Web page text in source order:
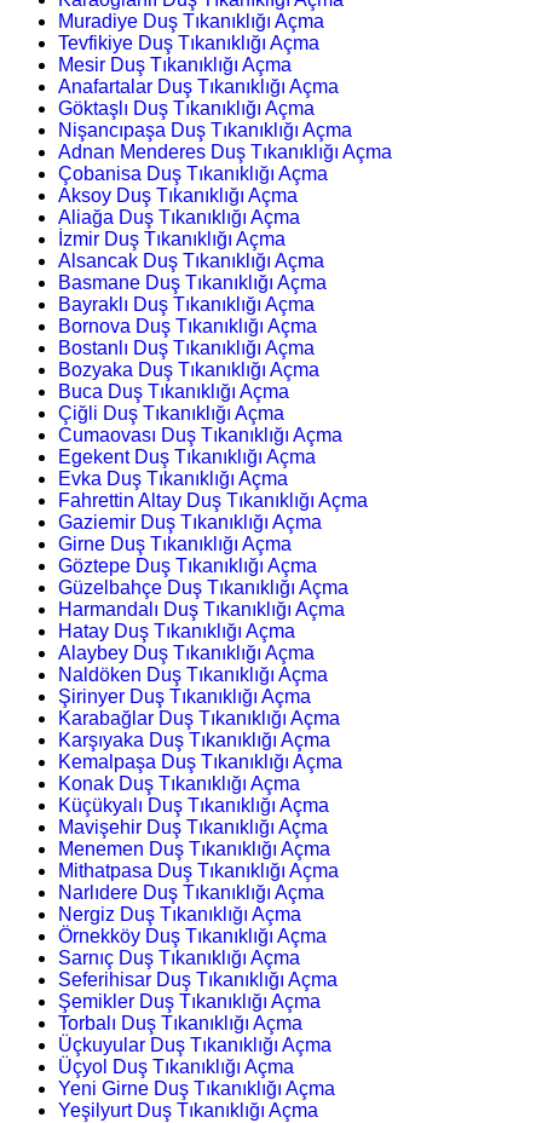
Muradiye Duş Tıkanıklığı Açma
Tevfikiye Duş Tıkanıklığı Açma
Mesir Duş Tıkanıklığı Açma
Anafartalar Duş Tıkanıklığı Açma
Göktaşlı Duş Tıkanıklığı Açma
Nişancıpaşa Duş Tıkanıklığı Açma
Adnan Menderes Duş Tıkanıklığı Açma
Çobanisa Duş Tıkanıklığı Açma
Aksoy Duş Tıkanıklığı Açma
Aliağa Duş Tıkanıklığı Açma
İzmir Duş Tıkanıklığı Açma
Alsancak Duş Tıkanıklığı Açma
Basmane Duş Tıkanıklığı Açma
Bayraklı Duş Tıkanıklığı Açma
Bornova Duş Tıkanıklığı Açma
Bostanlı Duş Tıkanıklığı Açma
Bozyaka Duş Tıkanıklığı Açma
Buca Duş Tıkanıklığı Açma
Çiğli Duş Tıkanıklığı Açma
Cumaovası Duş Tıkanıklığı Açma
Egekent Duş Tıkanıklığı Açma
Evka Duş Tıkanıklığı Açma
Fahrettin Altay Duş Tıkanıklığı Açma
Gaziemir Duş Tıkanıklığı Açma
Girne Duş Tıkanıklığı Açma
Göztepe Duş Tıkanıklığı Açma
Güzelbahçe Duş Tıkanıklığı Açma
Harmandalı Duş Tıkanıklığı Açma
Hatay Duş Tıkanıklığı Açma
Alaybey Duş Tıkanıklığı Açma
Naldöken Duş Tıkanıklığı Açma
Şirinyer Duş Tıkanıklığı Açma
Karabağlar Duş Tıkanıklığı Açma
Karşıyaka Duş Tıkanıklığı Açma
Kemalpaşa Duş Tıkanıklığı Açma
Konak Duş Tıkanıklığı Açma
Küçükyalı Duş Tıkanıklığı Açma
Mavişehir Duş Tıkanıklığı Açma
Menemen Duş Tıkanıklığı Açma
Mithatpasa Duş Tıkanıklığı Açma
Narlıdere Duş Tıkanıklığı Açma
Nergiz Duş Tıkanıklığı Açma
Örnekköy Duş Tıkanıklığı Açma
Sarnıç Duş Tıkanıklığı Açma
Seferihisar Duş Tıkanıklığı Açma
Şemikler Duş Tıkanıklığı Açma
Torbalı Duş Tıkanıklığı Açma
Üçkuyular Duş Tıkanıklığı Açma
Üçyol Duş Tıkanıklığı Açma
Yeni Girne Duş Tıkanıklığı Açma
Yeşilyurt Duş Tıkanıklığı Açma